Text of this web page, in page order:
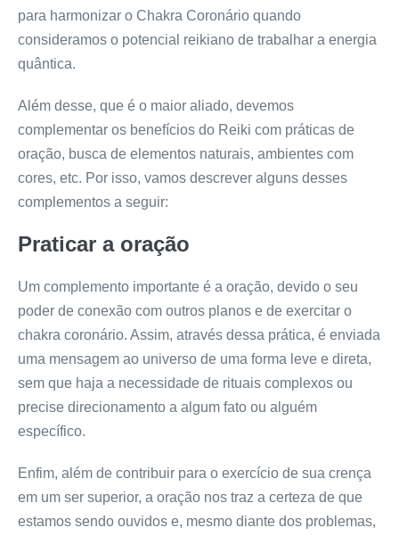
para harmonizar o Chakra Coronário quando
consideramos o potencial reikiano de trabalhar a energia
quântica.
Além desse, que é o maior aliado, devemos
complementar os benefícios do Reiki com práticas de
oração, busca de elementos naturais, ambientes com
cores, etc. Por isso, vamos descrever alguns desses
complementos a seguir:
Praticar a oração
Um complemento importante é a oração, devido o seu
poder de conexão com outros planos e de exercitar o
chakra coronário. Assim, através dessa prática, é enviada
uma mensagem ao universo de uma forma leve e direta,
sem que haja a necessidade de rituais complexos ou
precise direcionamento a algum fato ou alguém
específico.
Enfim, além de contribuir para o exercício de sua crença
em um ser superior, a oração nos traz a certeza de que
estamos sendo ouvidos e, mesmo diante dos problemas,